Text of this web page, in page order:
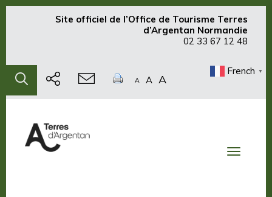
Site officiel de l’Office de Tourisme Terres
d’Argentan Normandie
02 33 67 12 48
A A A
French ▼
Toggle